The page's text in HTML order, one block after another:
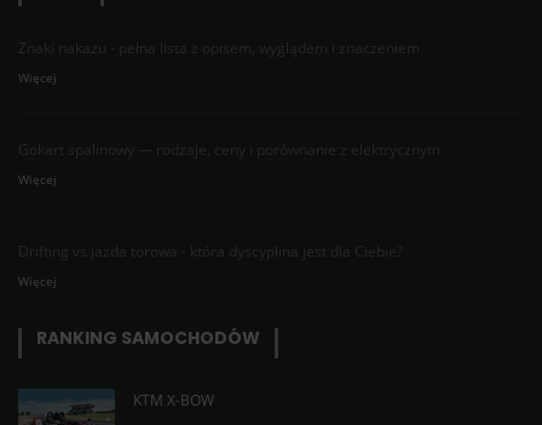
Znaki nakazu - pełna lista z opisem, wyglądem i znaczeniem
Więcej
Gokart spalinowy — rodzaje, ceny i porównanie z elektrycznym
Więcej
Drifting vs jazda torowa - która dyscyplina jest dla Ciebie?
Więcej
RANKING SAMOCHODÓW
KTM X-BOW